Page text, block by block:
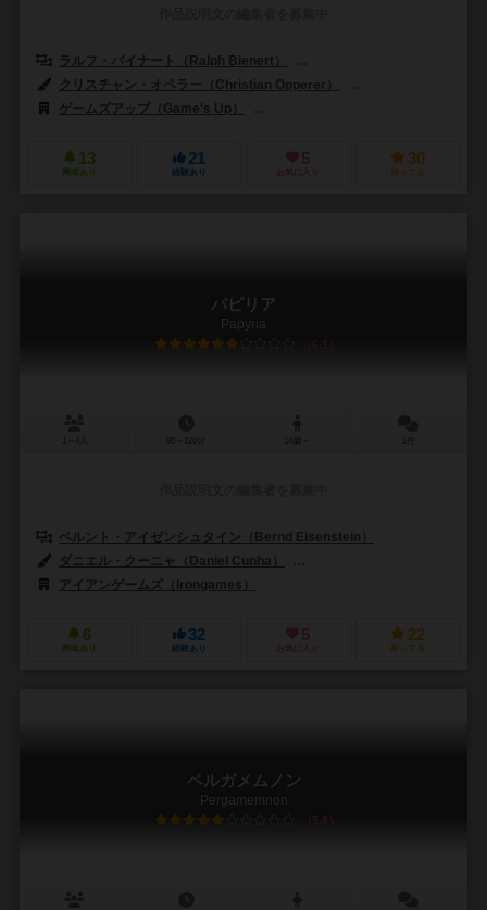
ラルフ・バイナート（Ralph Bienert）
クリスチャン・オペラー（Christian Opperer）
ゲームズアップ（Game's Up）
13
興味あり
21
経験あり
5
お気に入り
30
持ってる
パピリア
Papyria
6.1
ベルント・アイゼンシュタイン（Bernd Eisenstein）
ダニエル・クーニャ（Daniel Cunha）
アイアンゲームズ（Irongames）
6
興味あり
32
経験あり
5
お気に入り
22
持ってる
ペルガメムノン
Pergamemnon
5.8